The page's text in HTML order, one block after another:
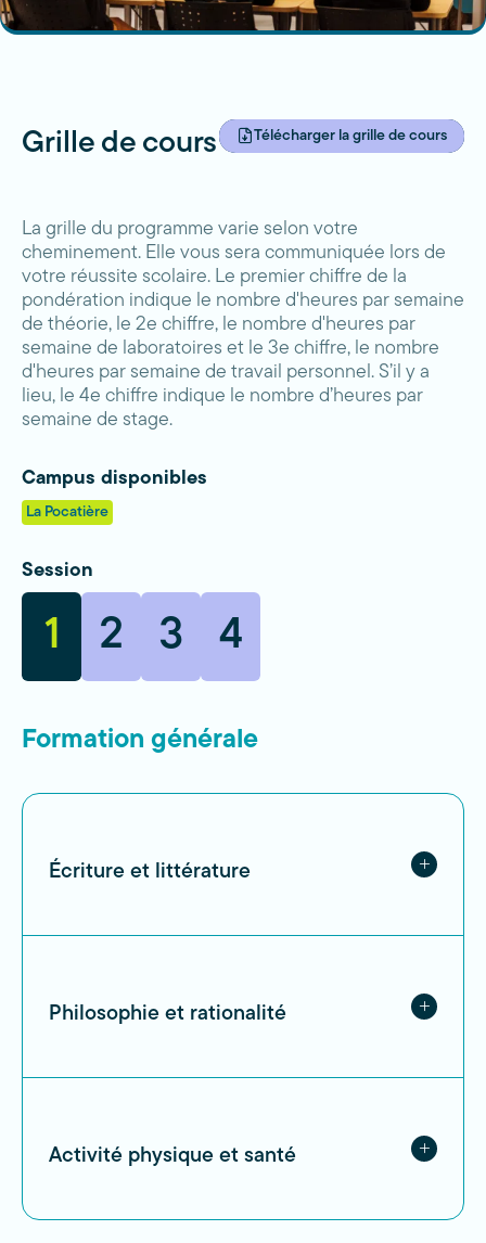
Grille de cours Télécharger la grille de cours
La grille du programme varie selon votre
cheminement. Elle vous sera communiquée lors de
votre réussite scolaire. Le premier chiffre de la
pondération indique le nombre d'heures par semaine
de théorie, le 2e chiffre, le nombre d'heures par
semaine de laboratoires et le 3e chiffre, le nombre
d'heures par semaine de travail personnel. S’il y a
lieu, le 4e chiffre indique le nombre d’heures par
semaine de stage.
Campus disponibles
La Pocatière
Session
1 2 3 4
Formation générale
Écriture et littérature
Philosophie et rationalité
Activité physique et santé